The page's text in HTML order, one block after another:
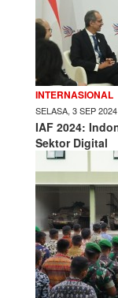
INTERNASIONAL
SELASA, 3 SEP 2024
IAF 2024:
Sektor Digital